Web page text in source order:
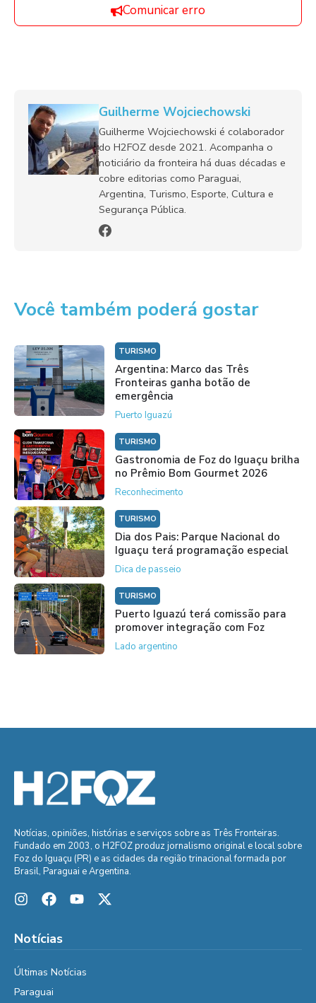
Comunicar erro
Guilherme Wojciechowski
Guilherme Wojciechowski é colaborador
do H2FOZ desde 2021. Acompanha o
noticiário da fronteira há duas décadas e
cobre editorias como Paraguai,
Argentina, Turismo, Esporte, Cultura e
Segurança Pública.
Você também poderá gostar
TURISMO
Argentina: Marco das Três
Fronteiras ganha botão de
emergência
Puerto Iguazú
TURISMO
Gastronomia de Foz do Iguaçu brilha
no Prêmio Bom Gourmet 2026
Reconhecimento
TURISMO
Dia dos Pais: Parque Nacional do
Iguaçu terá programação especial
Dica de passeio
TURISMO
Puerto Iguazú terá comissão para
promover integração com Foz
Lado argentino
Notícias, opiniões, histórias e serviços sobre as Três Fronteiras.
Fundado em 2003, o H2FOZ produz jornalismo original e local sobre
Foz do Iguaçu (PR) e as cidades da região trinacional formada por
Brasil, Paraguai e Argentina.
Notícias
Últimas Notícias
Paraguai